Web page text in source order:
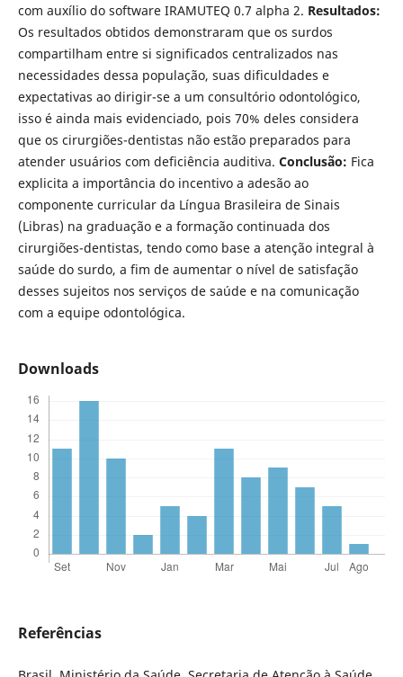
com auxílio do software IRAMUTEQ 0.7 alpha 2. Resultados:
Os resultados obtidos demonstraram que os surdos
compartilham entre si significados centralizados nas
necessidades dessa população, suas dificuldades e
expectativas ao dirigir-se a um consultório odontológico,
isso é ainda mais evidenciado, pois 70% deles considera
que os cirurgiões-dentistas não estão preparados para
atender usuários com deficiência auditiva. Conclusão: Fica
explicita a importância do incentivo a adesão ao
componente curricular da Língua Brasileira de Sinais
(Libras) na graduação e a formação continuada dos
cirurgiões-dentistas, tendo como base a atenção integral à
saúde do surdo, a fim de aumentar o nível de satisfação
desses sujeitos nos serviços de saúde e na comunicação
com a equipe odontológica.
Downloads
Referências